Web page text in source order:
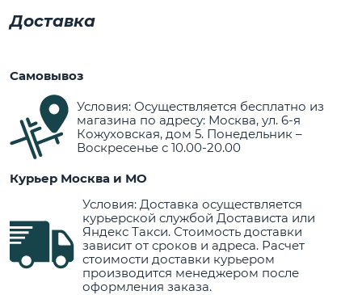
Доставка
Самовывоз
Условия: Осуществляется бесплатно из
магазина по адресу: Москва, ул. 6-я
Кожуховская, дом 5. Понедельник –
Воскресенье с 10.00-20.00
Курьер Москва и МО
Условия: Доставка осуществляется
курьерской службой Достависта или
Яндекс Такси. Стоимость доставки
зависит от сроков и адреса. Расчет
стоимости доставки курьером
производится менеджером после
оформления заказа.